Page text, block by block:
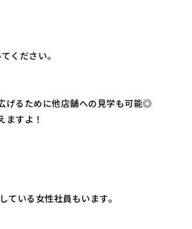
ください。
げるために他店舗への見学も可能◎
ますよ！
いる女性社員もいます。